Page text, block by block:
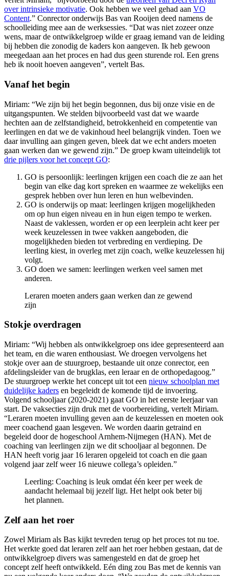
over intrinsieke motivatie. Ook hebben we veel gehad aan VO
Content.” Conrector onderwijs Bas van Rooijen deed namens de
schoolleiding mee aan de werksessies. “Dat was niet zozeer onze
wens, maar de ontwikkelgroep wilde er graag iemand van de leiding
bij hebben die zonodig de kaders kon aangeven. Ik heb gewoon
meegedaan aan het proces en had dus geen sturende rol. Een grens
heb ik nooit hoeven aangeven”, vertelt Bas.
Vanaf het begin
Miriam: “We zijn bij het begin begonnen, dus bij onze visie en de
uitgangspunten. We stelden bijvoorbeeld vast dat we waarde
hechten aan de zelfstandigheid, betrokkenheid en competentie van
leerlingen en dat we de vakinhoud heel belangrijk vinden. Toen we
daar invulling aan gingen geven, bleek dat we echt anders moeten
gaan werken dan we gewend zijn.” De groep kwam uiteindelijk tot
drie pijlers voor het concept GO:
GO is persoonlijk: leerlingen krijgen een coach die ze aan het
begin van elke dag kort spreken en waarmee ze wekelijks een
gesprek hebben over hun leren en hun welbevinden.
GO is onderwijs op maat: leerlingen krijgen mogelijkheden
om op hun eigen niveau en in hun eigen tempo te werken.
Naast de vaklessen, worden er op een leerplein acht keer per
week keuzelessen in twee vakken aangeboden, die
mogelijkheden bieden tot verbreding en verdieping. De
leerling kiest, in overleg met zijn coach, welke keuzelessen hij
volgt.
GO doen we samen: leerlingen werken veel samen met
anderen.
Leraren moeten anders gaan werken dan ze gewend
zijn
Stokje overdragen
Miriam: “Wij hebben als ontwikkelgroep ons idee gepresenteerd aan
het team, en die waren enthousiast. We droegen vervolgens het
stokje over aan de stuurgroep, bestaande uit onze conrector, een
afdelingsleider van de brugklas, een leraar en de orthopedagoog.”
De stuurgroep werkte het concept uit tot een nieuw schoolplan met
duidelijke kaders en begeleidt de komende tijd de invoering.
Volgend schooljaar (2020-2021) gaat GO in het eerste leerjaar van
start. De vaksecties zijn druk met de voorbereiding, vertelt Miriam.
“Leraren moeten invulling geven aan de keuzelessen en moeten ook
meer coachend gaan lesgeven. We worden daarin getraind en
begeleid door de hogeschool Arnhem-Nijmegen (HAN). Met de
coaching van leerlingen zijn we dit schooljaar al begonnen. De
HAN heeft vorig jaar 16 leraren opgeleid tot coach en die gaan
volgend jaar zelf weer 16 nieuwe collega’s opleiden.”
Leerling: Coaching is leuk omdat één keer per week de
aandacht helemaal bij jezelf ligt. Het helpt ook beter bij
het plannen.
Zelf aan het roer
Zowel Miriam als Bas kijkt tevreden terug op het proces tot nu toe.
Het werkte goed dat leraren zelf aan het roer hebben gestaan, dat de
ontwikkelgroep divers was samengesteld en dat de groep het
concept zelf heeft ontwikkeld. Eén ding zou Bas met de kennis van